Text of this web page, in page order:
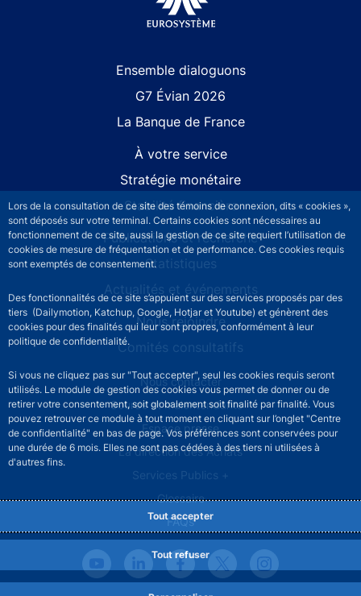
Lors de la consultation de ce site des témoins de connexion, dits « cookies »,
sont déposés sur votre terminal. Certains cookies sont nécessaires au
fonctionnement de ce site, aussi la gestion de ce site requiert l’utilisation de
cookies de mesure de fréquentation et de performance. Ces cookies requis
sont exemptés de consentement.
Des fonctionnalités de ce site s’appuient sur des services proposés par des
tiers (Dailymotion, Katchup, Google, Hotjar et Youtube) et génèrent des
cookies pour des finalités qui leur sont propres, conformément à leur
politique de confidentialité.
Si vous ne cliquez pas sur "Tout accepter", seul les cookies requis seront
utilisés. Le module de gestion des cookies vous permet de donner ou de
retirer votre consentement, soit globalement soit finalité par finalité. Vous
pouvez retrouver ce module à tout moment en cliquant sur l’onglet "Centre
de confidentialité" en bas de page. Vos préférences sont conservées pour
une durée de 6 mois. Elles ne sont pas cédées à des tiers ni utilisées à
d'autres fins.
Tout accepter
Tout refuser
Ensemble dialoguons
G7 Évian 2026
La Banque de France
À votre service
Stratégie monétaire
Stabilité financière
Publications et recherche
Statistiques
Actualités et événements
Nous rejoindre
Comités consultatifs
Footer secondary menuNous contacter
Sourds et malentendants
Espace presse
La direction des Achats
Services Publics +
Glossaire
FAQs